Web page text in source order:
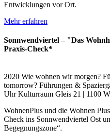
Entwicklungen vor Ort.
Mehr erfahren
Sonnwendviertel – "Das
Praxis-Check*
2020 Wie wohnen wir morgen?
tomorrow? Führungen &
Uhr Kulturraum Gleis 21 | 1100
WohnenPlus und die Wohnen
Check ins Sonnwendviertel Ost
Begegnungszone“.